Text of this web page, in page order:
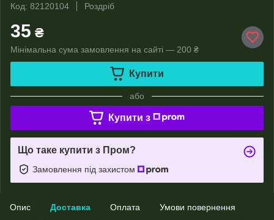
Код: 82120104
Роздріб
35 ₴
Мінімальна сума замовлення на сайті — 200 ₴
Купити
або
Купити з
Що таке купити з Пром?
Замовлення під захистом
Опис Доставка Оплата Умови повернення